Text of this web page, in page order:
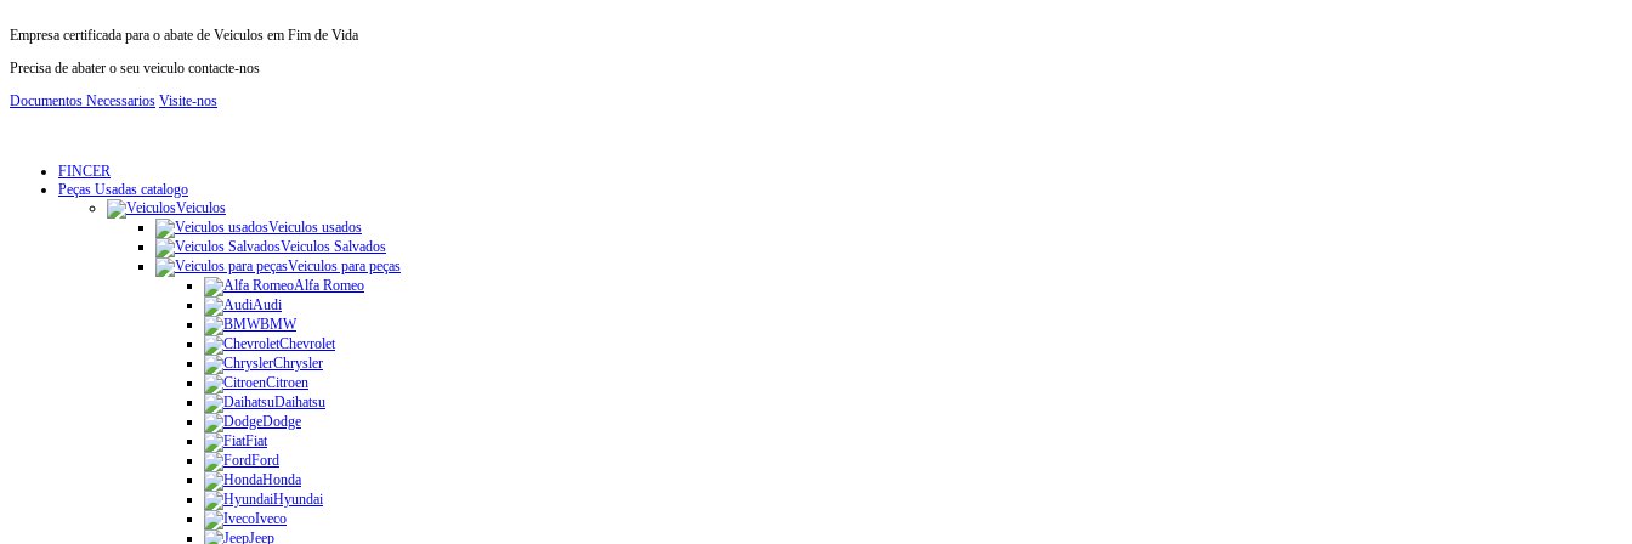
Empresa certificada para o abate de Veiculos em Fim de Vida
Precisa de abater o seu veiculo contacte-nos
Documentos Necessarios Visite-nos
FINCER
Peças Usadas catalogo
Veiculos
Veiculos usados
Veiculos Salvados
Veiculos para peças
Alfa Romeo
Audi
BMW
Chevrolet
Chrysler
Citroen
Daihatsu
Dodge
Fiat
Ford
Honda
Hyundai
Iveco
Jeep